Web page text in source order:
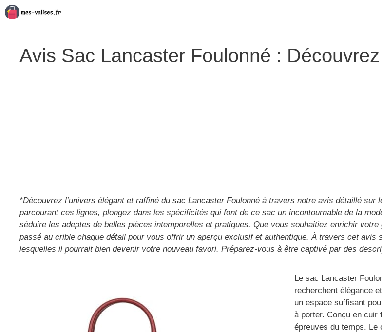
Aller
au
Avis Sac Lancaster Foulonné :
*Découvrez l’univers élégant et raffiné du sac Lancaster Foulonné à travers notre avis détaillé
parcourant ces lignes, plongez dans les spécificités qui font de ce sac un incontournable de la
séduire les adeptes de belles pièces intemporelles et pratiques. Que vous souhaitiez enrichir
passé au crible chaque détail pour vous offrir un aperçu exclusif et authentique. À travers cet
lesquelles il pourrait bien devenir votre nouveau favori. Préparez-vous à être captivé par des
Le sac Lancaster
recherchent élégance
un espace suffisant
à porter. Conçu en cuir
épreuves du temps. Le